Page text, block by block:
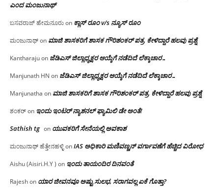
ಎಂದ ಮಂಜು‌ನಾಥ್
ಬಸವರಾಜ್ ಹೇಮನೂರುon ಕ್ಲಾಸ್ ರೂಂ v/s ನ್ಯೂಸ್ ರೂಂ
ಮಂಜುನಾಥ್on ಮಾಜಿ ಶಾಸಕರಿಗೆ ಶಾಸಕ ಗೌರಿಶಂಕರ್ ಪತ್ರ, ಕೇಳಿದ್ದಾರೆ ಹಲವು ಪ್ರಶ್ನೆ
Kantharajuon ಜೆಡಿಎಸ್ ಜಿಲ್ಲಾಧ್ಯಕ್ಷರ ಆಯ್ಕೆಗೆ ನಡೆದಿದೆ ಲೆಕ್ಕಾಚಾರ…
Manjunath HN on ಜೆಡಿಎಸ್ ಜಿಲ್ಲಾಧ್ಯಕ್ಷರ ಆಯ್ಕೆಗೆ ನಡೆದಿದೆ ಲೆಕ್ಕಾಚಾರ…
Manjunatha on ಮಾಜಿ ಶಾಸಕರಿಗೆ ಶಾಸಕ ಗೌರಿಶಂಕರ್ ಪತ್ರ, ಕೇಳಿದ್ದಾರೆ ಹಲವು ಪ್ರಶ್ನೆ
ಶಂಕರ್on ಇಂದು ಇಂಟರ್ ನ್ಯಾಶನಲ್ ಫ್ಯಾಮಿಲಿ ಡೇ ಅಂತೆ!
Sathish tg on ಯುವಕರಿಗೆ ಸೇನೆಯಲ್ಲಿ ಅವಕಾಶ
ಮಂಜುನಾಥ್ ಹೆತ್ತೇನಹಳ್ಳಿonIAS ಅಧಿಕಾರಿ ಮಣಿವಣ್ಣನ್ ವರ್ಗಾವಣೆಗೆ ಹೆಚ್ಚಿದ‌ ವಿರೋಧ
Aishu (Aisiri.H.Y ) on ಇಂದು ತಾಯಂದಿರ ದಿನವಂತೆ
Rajeshon ಯಾರ ಜೀವನವೂ ಅಷ್ಟು ಸುಲಭ, ಸರಾಗವಲ್ಲ ಏಕೆ ಗೊತ್ತಾ?